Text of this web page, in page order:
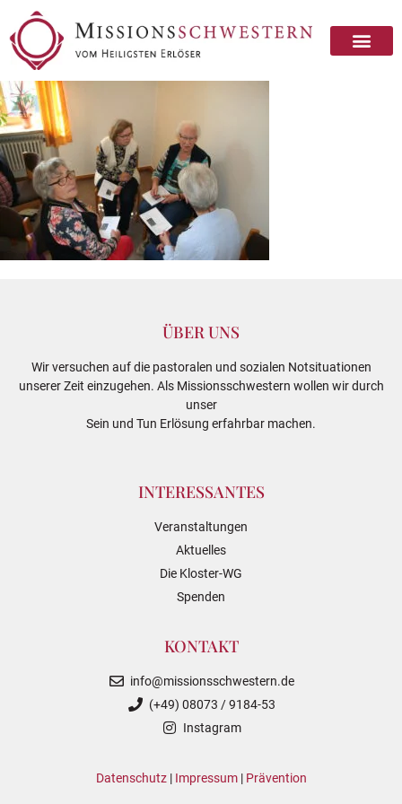
ÜBER UNS
Wir versuchen auf die pastoralen und sozialen Notsituationen
unserer Zeit einzugehen. Als Missionsschwestern wollen wir durch
unser
Sein und Tun Erlösung erfahrbar machen.
INTERESSANTES
Veranstaltungen
Aktuelles
Die Kloster-WG
Spenden
KONTAKT
info@missionsschwestern.de
(+49) 08073 / 9184-53
Instagram
Datenschutz| Impressum| Prävention